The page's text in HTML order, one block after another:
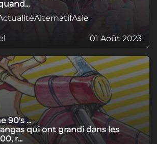
AlternatifAsie
01 Août 2023
90's ...
qui ont grandi dans les
r...